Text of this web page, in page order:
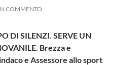
COMMENTO
DI SILENZI. SERVE UN
Brezza e
e Assessore allo sport